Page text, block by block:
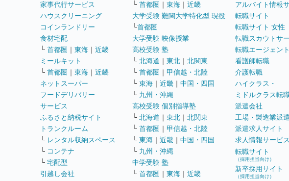
家事代行サービス
ハウスクリーニング
コインランドリー
食材宅配
└ 首都圏 ｜ 東海 ｜ 近畿
ミールキット
└ 首都圏 ｜ 東海 ｜ 近畿
ネットスーパー
フードデリバリー
サービス
ふるさと納税サイト
トランクルーム
└ レンタル収納スペース
└ コンテナ
└ 宅配型
引越し会社
└ 首都圏 ｜ 東海 ｜ 近畿
大学受験 難関大学特化型 現役
└首都圏
大学受験 映像授業
高校受験 塾
└ 北海道 ｜ 東北 ｜ 北関東
└ 首都圏 ｜ 甲信越・北陸
└ 東海 ｜ 近畿 ｜ 中国・四国
└ 九州・沖縄
高校受験 個別指導塾
└ 北海道 ｜ 東北 ｜ 北関東
└ 首都圏 ｜ 甲信越・北陸
└ 東海 ｜ 近畿 ｜ 中国・四国
└ 九州・沖縄
中学受験 塾
└ 首都圏 ｜ 東海 ｜ 近畿
アルバイト情報
転職サイト
転職サイト 女性
転職スカウトサ
転職エージェン
看護師転職
介護転職
ハイクラス・
ミドルクラス転
派遣会社
工場・製造業派
派遣求人サイト
求人情報サービ
転職サイト
（採用担当向け）
新卒採用サイト
（採用担当向け）